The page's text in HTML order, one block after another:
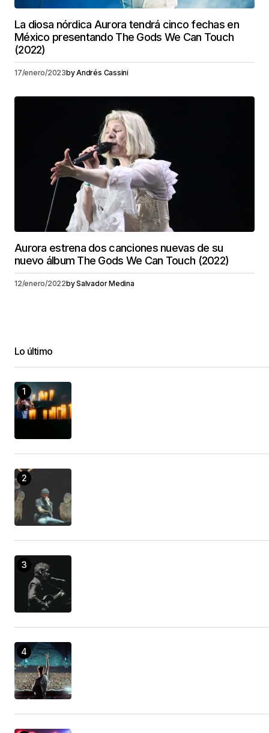
La diosa nórdica Aurora tendrá cinco fechas en
México presentando The Gods We Can Touch
(2022)
17/enero/2023byAndrés Cassini
Aurora estrena dos canciones nuevas de su
nuevo álbum The Gods We Can Touch (2022)
12/enero/2022bySalvador Medina
Lo último